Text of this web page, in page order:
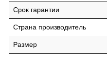
Срок гарантии
Страна производитель
Размер